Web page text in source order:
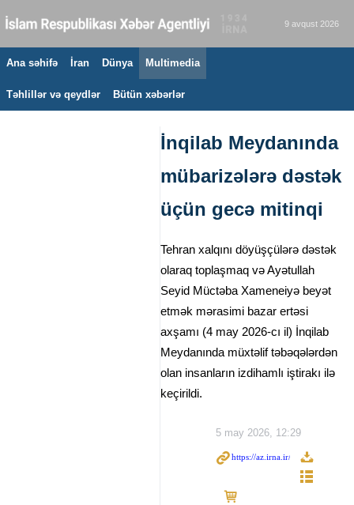
9 avqust 2026
Ana səhifə İran Dünya Multimedia
Təhlillər və qeydlər Bütün xəbərlər
İnqilab Meydanında
mübarizələrə dəstək
üçün gecə mitinqi
Tehran xalqını döyüşçülərə dəstək
olaraq toplaşmaq və Ayətullah
Seyid Müctəba Xameneiyə beyət
etmək mərasimi bazar ertəsi
axşamı (4 may 2026-cı il) İnqilab
Meydanında müxtəlif təbəqələrdən
olan insanların izdihamlı iştirakı ilə
keçirildi.
5 may 2026, 12:29